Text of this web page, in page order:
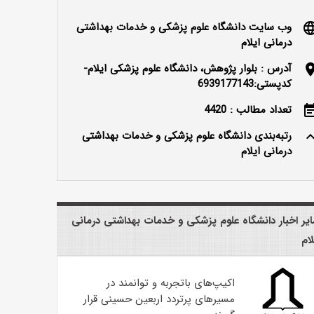
وب سایت دانشگاه علوم پزشکی و خدمات بهداشتی
درمانی ایلام
آدرس : بلوار پژوهش، دانشگاه علوم پزشکی ایلام-
کدپستی:6939177143
تعداد مطالب : 4420
keyboard_arrow_up
رتبه‌بندی دانشگاه علوم پزشکی و خدمات بهداشتی
درمانی ایلام
اخبار دانشگاه علوم پزشکی و خدمات بهداشتی درمانی
اکیپ‌های باتجربه و توانمند در
مسیرهای پرتردد اربعین حسینی قرار